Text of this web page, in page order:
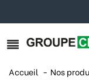
Accueil Nos